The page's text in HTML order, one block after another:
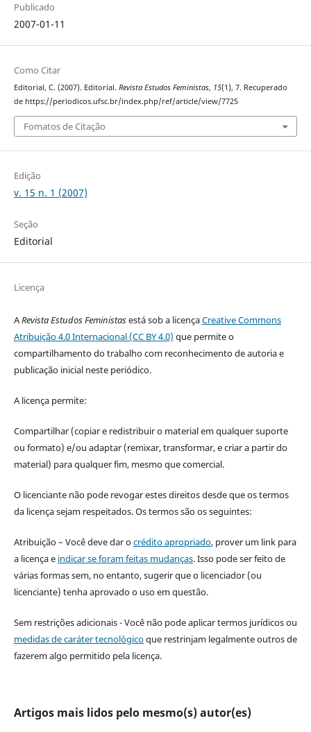
Publicado
2007-01-11
Como Citar
Editorial, C. (2007). Editorial. Revista Estudos Feministas, 15(1), 7. Recuperado
de https://periodicos.ufsc.br/index.php/ref/article/view/7725
Fomatos de Citação
Edição
v. 15 n. 1 (2007)
Seção
Editorial
Licença
ARevista Estudos Feministasestá sob a licençaCreative Commons
Atribuição 4.0 Internacional (CC BY 4.0) que permite o
compartilhamento do trabalho com reconhecimento de autoria e
publicação inicial neste periódico.
A licença permite:
Compartilhar (copiar e redistribuir o material em qualquer suporte
ou formato) e/ou adaptar (remixar, transformar, e criar a partir do
material) para qualquer fim, mesmo que comercial.
O licenciante não pode revogar estes direitos desde que os termos
da licença sejam respeitados. Os termos são os seguintes:
Atribuição – Você deve dar ocrédito apropriado, prover um link para
a licença e indicar se foram feitas mudanças. Isso pode ser feito de
várias formas sem, no entanto, sugerir que o licenciador (ou
licenciante) tenha aprovado o uso em questão.
Sem restrições adicionais - Você não pode aplicar termos jurídicos ou
medidas de caráter tecnológicoque restrinjam legalmente outros de
fazerem algo permitido pela licença.
Artigos mais lidos pelo mesmo(s) autor(es)